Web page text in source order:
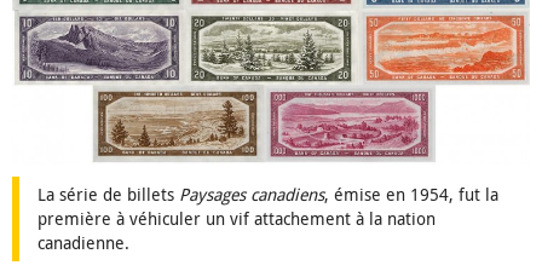
La série de billets Paysages canadiens, émise en 1954, fut la
première à véhiculer un vif attachement à la nation
canadienne.